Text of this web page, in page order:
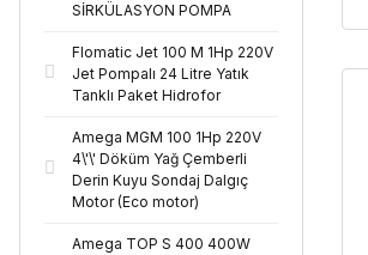
SİRKÜLASYON POMPA
Flomatic Jet 100 M 1Hp 220V
Jet Pompalı 24 Litre Yatık
Tanklı Paket Hidrofor
Amega MGM 100 1Hp 220V
4\'\' Döküm Yağ Çemberli
Derin Kuyu Sondaj Dalgıç
Motor (Eco motor)
Amega TOP S 400 400W